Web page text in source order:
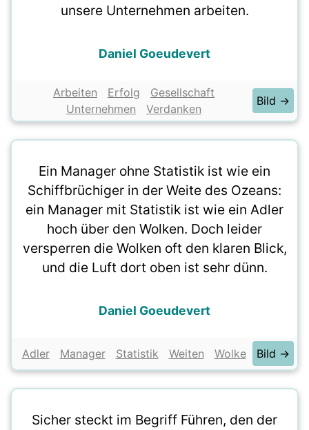
unsere Unternehmen arbeiten.
Daniel Goeudevert
Arbeiten Erfolg
Gesellschaft
Unternehmen
Verdanken
Bild →
Ein Manager ohne Statistik ist wie ein
Schiffbrüchiger in der Weite des Ozeans:
ein Manager mit Statistik ist wie ein Adler
hoch über den Wolken. Doch leider
versperren die Wolken oft den klaren Blick,
und die Luft dort oben ist sehr dünn.
Daniel Goeudevert
Adler Manager Statistik Weiten Wolke Bild →
Sicher steckt im Begriff Führen, den der